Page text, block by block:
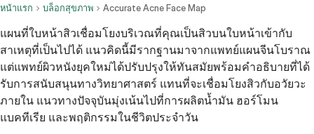
หน้าแรก บล็อกสุขภาพ Accurate Acne Face Map
แผนที่ใบหน้าสิวเชื่อมโยงบริเวณที่คุณเป็นสิวบนใบหน้าเข้ากับ
สาเหตุที่เป็นไปได้ แนวคิดนี้มีรากฐานมาจากแพทย์แผนจีนโบราณ
แต่แพทย์ผิวหนังยุคใหม่ได้ปรับปรุงให้ทันสมัยพร้อมคำอธิบายที่ได้
รับการสนับสนุนทางวิทยาศาสตร์ แทนที่จะเชื่อมโยงสิวกับอวัยวะ
ภายใน แนวทางปัจจุบันมุ่งเน้นไปที่การผลิตน้ำมัน ฮอร์โมน
แบคทีเรีย และพฤติกรรมในชีวิตประจำวัน